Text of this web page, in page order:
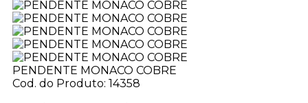
PENDENTE MONACO COBRE
Cod. do Produto: 14358